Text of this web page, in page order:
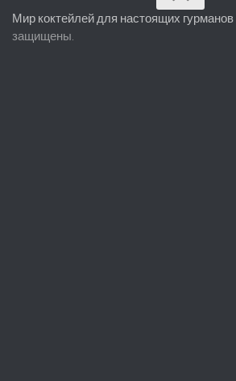
Мир коктейлей для настоящих гурманов
защищены.